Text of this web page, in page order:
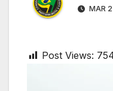
MAR
Post Views: